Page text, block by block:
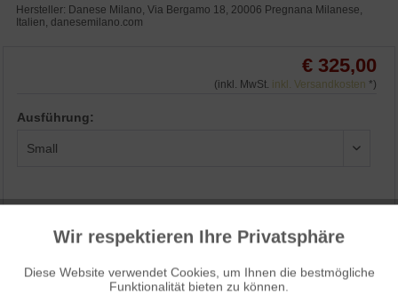
Hersteller: Danese Milano, Via Bergamo 18, 20006 Pregnana Milanese,
Italien, danesemilano.com
€ 325,00
(inkl. MwSt. inkl. Versandkosten *)
Ausführung:
IN DEN WARENKORB
WUNSCHLISTE ANFRAGEN
Funktionale Aktiv
Wir respektieren Ihre Privatsphäre
Diese Website verwendet Cookies, um Ihnen die bestmögliche
Funktionalität bieten zu können.